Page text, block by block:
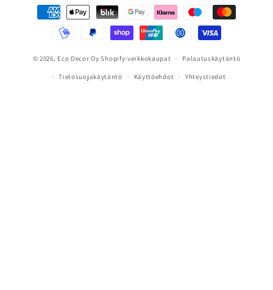
Maksutavat
© 2026, Eco Decor Oy Shopify-verkkokaupat Palautuskäytäntö
Tietosuojakäytäntö Käyttöehdot Yhteystiedot